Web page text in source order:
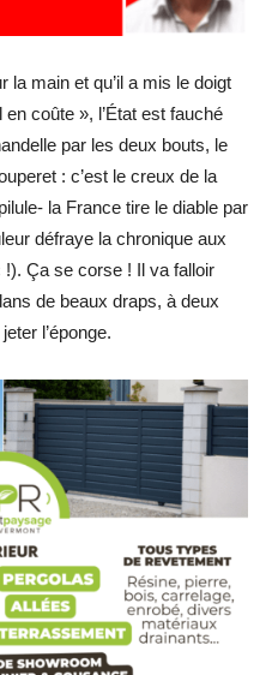
la main et qu’il a mis le doigt
en coûte », l’État est fauché
par les deux bouts, le
: c’est le creux de la
la France tire le diable par
défraye la chronique aux
!). Ça se corse ! Il va falloir
de beaux draps, à deux
l’éponge.